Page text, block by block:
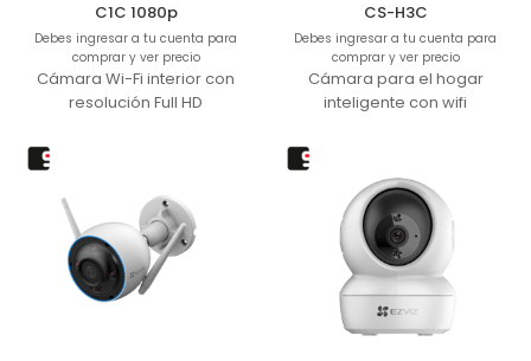
C1C 1080p
Debes ingresar a tu cuenta para
comprar y ver precio
Cámara Wi-Fi interior con
resolución Full HD
CS-H3C
Debes ingresar a tu cuenta para
comprar y ver precio
Cámara para el hogar
inteligente con wifi